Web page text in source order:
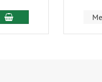
In den Warenkorb